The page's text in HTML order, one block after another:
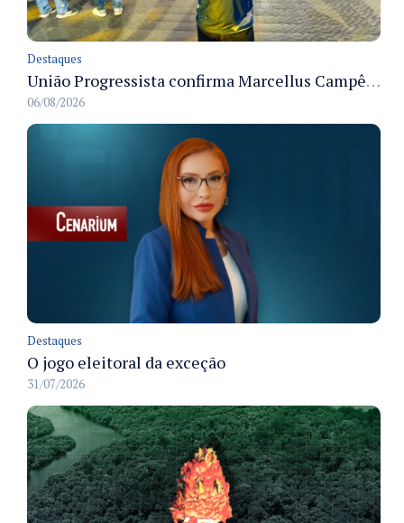
Destaques
União Progressista confirma Marcellus Campêlo como candidato a deputado estadual
06/08/2026
Destaques
O jogo eleitoral da exceção
31/07/2026